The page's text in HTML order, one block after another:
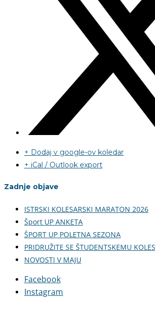
+ Dodaj v google-ov koledar
+ iCal / Outlook export
Zadnje objave
ISTRSKI KOLESARSKI MARATON 2026
Šport UP ANKETA
ŠPORT UP POLETNA SEZONA
PRIDRUŽITE SE ŠTUDENTSKEMU
NOVOSTI V MAJU
Facebook
Instagram